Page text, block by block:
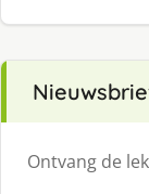
Ontvang de